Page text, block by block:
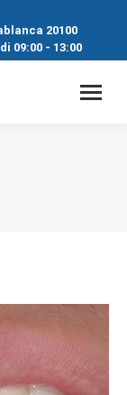
20100
09:00 - 13:00